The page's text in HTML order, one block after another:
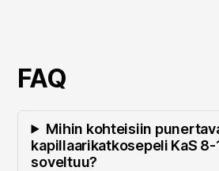
FAQ
Mihin kohteisiin
kapillaarikatkosepeli KaS 8-
soveltuu?